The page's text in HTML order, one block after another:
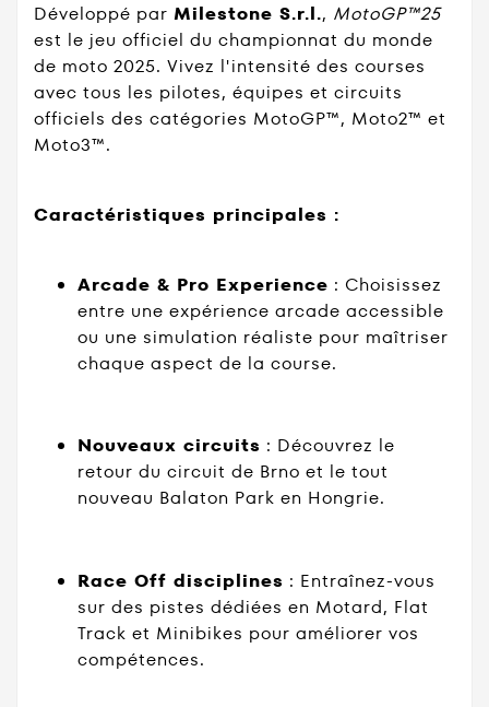
Développé par Milestone S.r.l., MotoGP™25
est le jeu officiel du championnat du monde
de moto 2025. Vivez l'intensité des courses
avec tous les pilotes, équipes et circuits
officiels des catégories MotoGP™, Moto2™ et
Moto3™.
Caractéristiques principales :
Arcade & Pro Experience : Choisissez
entre une expérience arcade accessible
ou une simulation réaliste pour maîtriser
chaque aspect de la course.
Nouveaux circuits : Découvrez le
retour du circuit de Brno et le tout
nouveau Balaton Park en Hongrie.
Race Off disciplines : Entraînez-vous
sur des pistes dédiées en Motard, Flat
Track et Minibikes pour améliorer vos
compétences.